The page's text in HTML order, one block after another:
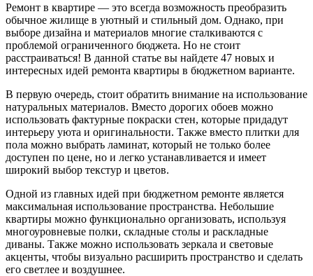
Ремонт в квартире — это всегда возможность преобразить
обычное жилище в уютный и стильный дом. Однако, при
выборе дизайна и материалов многие сталкиваются с
проблемой ограниченного бюджета. Но не стоит
расстраиваться! В данной статье вы найдете 47 новых и
интересных идей ремонта квартиры в бюджетном варианте.
В первую очередь, стоит обратить внимание на использование
натуральных материалов. Вместо дорогих обоев можно
использовать фактурные покраски стен, которые придадут
интерьеру уюта и оригинальности. Также вместо плитки для
пола можно выбрать ламинат, который не только более
доступен по цене, но и легко устанавливается и имеет
широкий выбор текстур и цветов.
Одной из главных идей при бюджетном ремонте является
максимальная использование пространства. Небольшие
квартиры можно функционально организовать, используя
многоуровневые полки, складные столы и раскладные
диваны. Также можно использовать зеркала и световые
акценты, чтобы визуально расширить пространство и сделать
его светлее и воздушнее.